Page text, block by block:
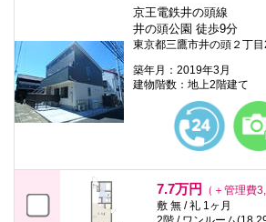
京王電鉄井の頭線
井の頭公園 徒歩9分
東京都三鷹市井の頭２丁
築年月：2019年3月
建物階数：地上2階建て
7.7万円
（＋管理費
敷 無 / 礼 1ヶ月